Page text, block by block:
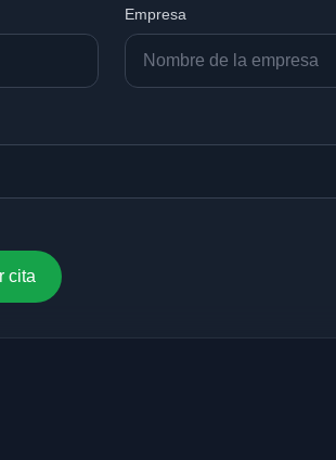
Empresa
cita